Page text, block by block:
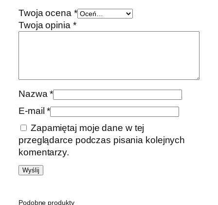
Twoja ocena *
Twoja opinia *
Nazwa*
E-mail*
Zapamiętaj moje dane w tej
przeglądarce podczas pisania kolejnych
komentarzy.
Podobne produkty